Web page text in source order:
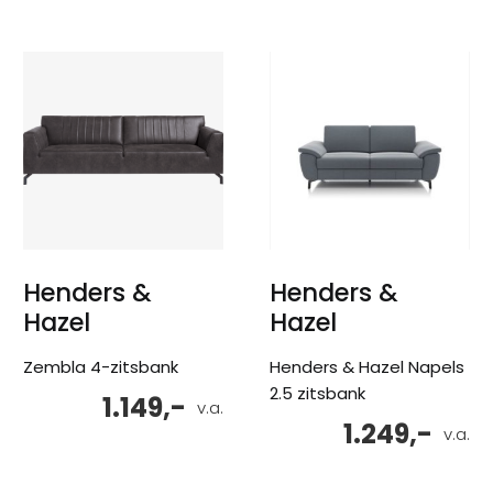
Henders &
Hazel
Zembla 4-zitsbank
v.a.
1.149,-
Henders &
Hazel
Henders & Hazel Napels
2.5 zitsbank
v.a.
1.249,-